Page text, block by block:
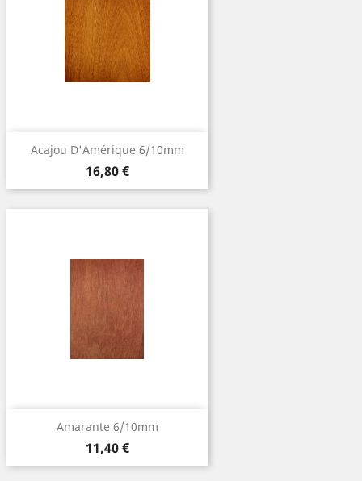
Acajou D'Amérique 6/10mm
Prix
16,80 €
Amarante 6/10mm
Prix
11,40 €